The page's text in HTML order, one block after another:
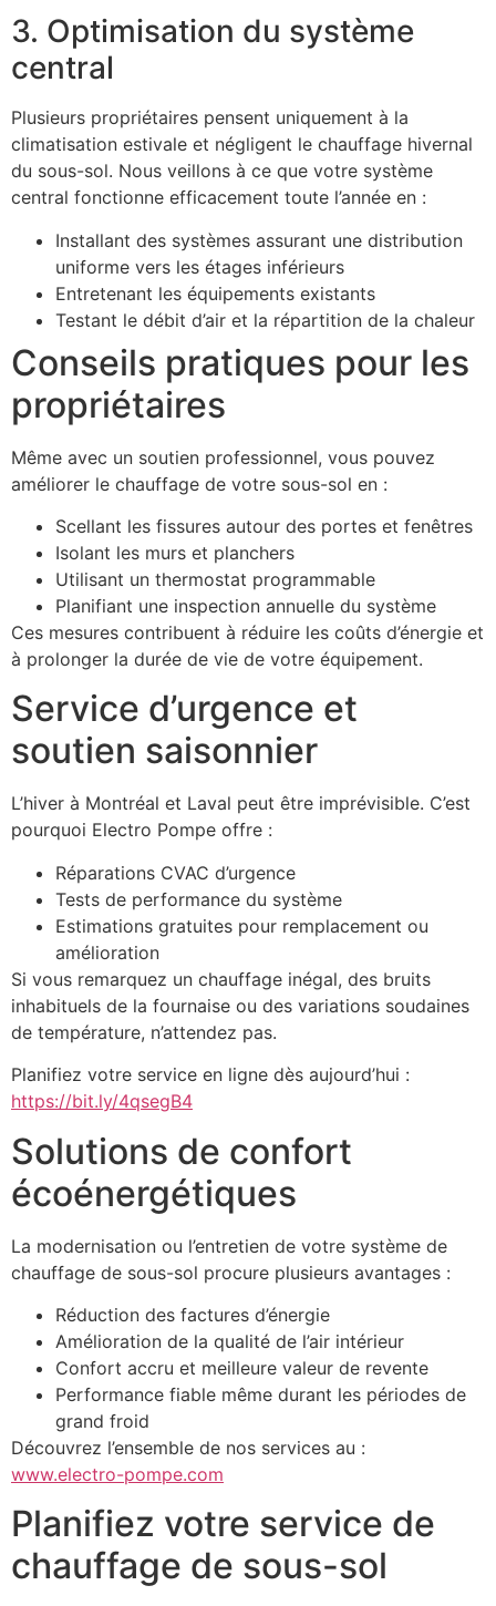
3. Optimisation du système
central
Plusieurs propriétaires pensent uniquement à la
climatisation estivale et négligent le chauffage hivernal
du sous-sol. Nous veillons à ce que votre système
central fonctionne efficacement toute l’année en :
Installant des systèmes assurant une distribution
uniforme vers les étages inférieurs
Entretenant les équipements existants
Testant le débit d’air et la répartition de la chaleur
Conseils pratiques pour les
propriétaires
Même avec un soutien professionnel, vous pouvez
améliorer le chauffage de votre sous-sol en :
Scellant les fissures autour des portes et fenêtres
Isolant les murs et planchers
Utilisant un thermostat programmable
Planifiant une inspection annuelle du système
Ces mesures contribuent à réduire les coûts d’énergie et
à prolonger la durée de vie de votre équipement.
Service d’urgence et
soutien saisonnier
L’hiver à Montréal et Laval peut être imprévisible. C’est
pourquoi Electro Pompe offre :
Réparations CVAC d’urgence
Tests de performance du système
Estimations gratuites pour remplacement ou
amélioration
Si vous remarquez un chauffage inégal, des bruits
inhabituels de la fournaise ou des variations soudaines
de température, n’attendez pas.
Planifiez votre service en ligne dès aujourd’hui :
https://bit.ly/4qsegB4
Solutions de confort
écoénergétiques
La modernisation ou l’entretien de votre système de
chauffage de sous-sol procure plusieurs avantages :
Réduction des factures d’énergie
Amélioration de la qualité de l’air intérieur
Confort accru et meilleure valeur de revente
Performance fiable même durant les périodes de
grand froid
Découvrez l’ensemble de nos services au :
www.electro-pompe.com
Planifiez votre service de
chauffage de sous-sol